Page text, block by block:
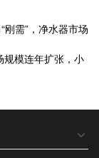
刚需”，净水器市场
规模连年扩张，小